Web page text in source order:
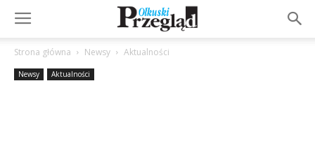
Strona główna Newsy Aktualności
Newsy Aktualności